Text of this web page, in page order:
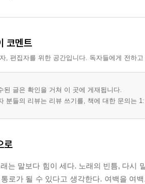
코멘트
, 편집자를 위한 공간입니다. 독자들에게 전하
된 글은 확인을 거쳐 이 곳에 게재됩니다.
분들의 리뷰는 리뷰 쓰기를, 책에 대한 문의는
로
는 말보다 힘이 세다. 노래의 빈틈, 다시
로가 될 수 있다고 생각한다. 여백을 여